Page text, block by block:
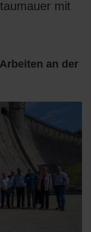
mit
an der